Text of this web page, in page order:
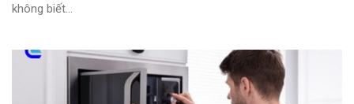
không biết...